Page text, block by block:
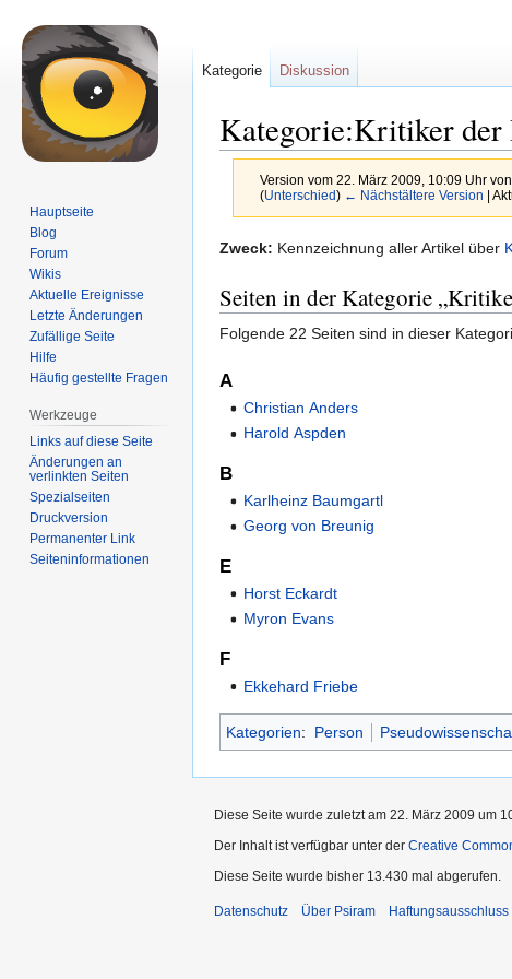
Kategorie:Kritiker der
Version vom 22. März 2009, 10:09 Uhr von
(Unterschied) ← Nächstältere Version |
Zur
springen
Zur
springen
Zweck: Kennzeichnung aller Artikel über
Seiten in der Kategorie
Folgende 22 Seiten sind in dieser
A
Christian Anders
Harold Aspden
B
Karlheinz Baumgartl
Georg von Breunig
E
Horst Eckardt
Myron Evans
F
Ekkehard Friebe
Kategorien: Person
Kategorie Diskussion
Hauptseite
Blog
Forum
Wikis
Aktuelle Ereignisse
Letzte Änderungen
Zufällige Seite
Hilfe
Häufig gestellte Fragen
Werkzeuge
Links auf diese Seite
Änderungen an
verlinkten Seiten
Spezialseiten
Druckversion
Permanenter Link
Seiten­informationen
Diese Seite wurde zuletzt am 22. März 2009 um
Der Inhalt ist verfügbar unter der Creative
Diese Seite wurde bisher 13.430 mal abgerufen.
Datenschutz Über Psiram Haftungsausschluss